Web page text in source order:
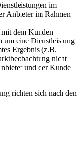
im
Anbieter im Rahmen
dem Kunden
um eine Dienstleistung
Ergebnis (z.B.
nicht
und der Kunde
richten sich nach den